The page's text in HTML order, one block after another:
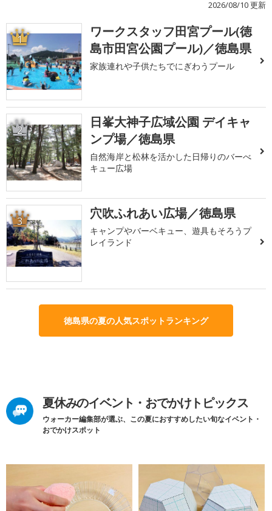
2026/08/10 更新
1
ワークスタッフ田宮プール(徳
島市田宮公園プール)／徳島県
家族連れや子供たちでにぎわうプール
2
日峯大神子広域公園 デイキャ
ンプ場／徳島県
自然海岸と松林を活かした日帰りのバーべ
キュー広場
3 穴吹ふれあい広場／徳島県
キャンプやバーベキュー、遊具もそろうプ
レイランド
徳島県の夏の人気スポットランキング
夏休みのイベント・おでかけトピックス
ウォーカー編集部が選ぶ、この夏におすすめしたい旬なイベント・
おでかけスポット